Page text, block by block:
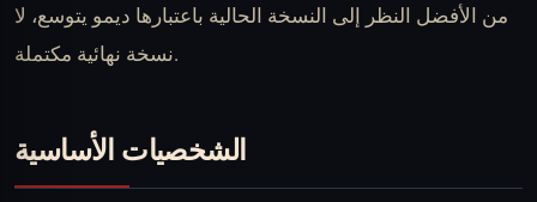
من الأفضل النظر إلى النسخة الحالية باعتبارها ديمو يتوسع، لا
نسخة نهائية مكتملة.
الشخصيات الأساسية